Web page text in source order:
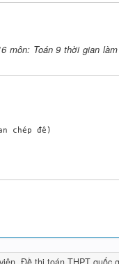
môn: Toán 9 thời gian
chép đề)
thỏa mãn .
tuyến AB, AC với